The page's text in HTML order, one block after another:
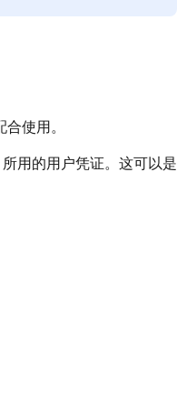
使用。
用的用户凭证。这可以是